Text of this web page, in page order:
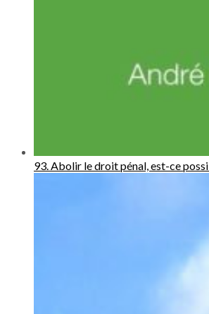
93. Abolir le droit pénal, est-ce